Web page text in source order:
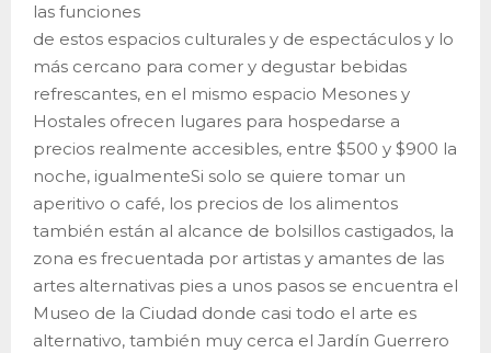
las funciones
de estos espacios culturales y de espectáculos y lo
más cercano para comer y degustar bebidas
refrescantes, en el mismo espacio Mesones y
Hostales ofrecen lugares para hospedarse a
precios realmente accesibles, entre $500 y $900 la
noche, igualmenteSi solo se quiere tomar un
aperitivo o café, los precios de los alimentos
también están al alcance de bolsillos castigados, la
zona es frecuentada por artistas y amantes de las
artes alternativas pies a unos pasos se encuentra el
Museo de la Ciudad donde casi todo el arte es
alternativo, también muy cerca el Jardín Guerrero